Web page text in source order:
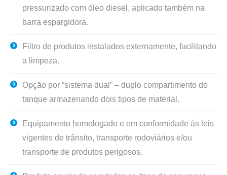
pressurizado com óleo diesel, aplicado também na
barra espargidora.
Filtro de produtos instalados externamente, facilitando
a limpeza.
Opção por “sistema dual” – duplo compartimento do
tanque armazenando dois tipos de material.
Equipamento homologado e em conformidade ás leis
vigentes de trânsito, transporte rodoviários e/ou
transporte de produtos perigosos.